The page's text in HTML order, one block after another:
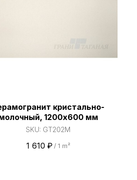
кристально-
1200х600 мм
SKU: GT202M
1 610 ₽ / 1 m²